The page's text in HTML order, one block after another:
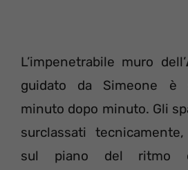
L’impenetrabile muro dell’
guidato da Simeone è
minuto dopo minuto. Gli
surclassati
sul piano del ritmo